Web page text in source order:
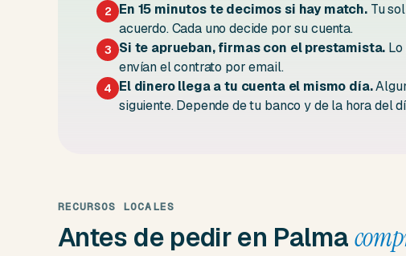
2 En 15 minutos te decimos si hay match.Tu
acuerdo. Cada uno decide por su cuenta.
3 Si te aprueban, firmas con el prestamista.
envían el contrato por email.
4 El dinero llega a tu cuenta el mismo día.
siguiente. Depende de tu banco y de la hora del
RECURSOS LOCALES
Antes de pedir en Palma